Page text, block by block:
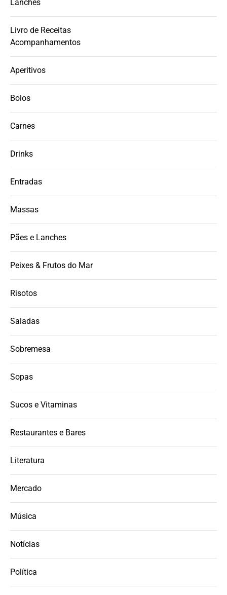
Lanches
Livro de Receitas
Acompanhamentos
Aperitivos
Bolos
Carnes
Drinks
Entradas
Massas
Pães e Lanches
Peixes & Frutos do Mar
Risotos
Saladas
Sobremesa
Sopas
Sucos e Vitaminas
Restaurantes e Bares
Literatura
Mercado
Música
Notícias
Política